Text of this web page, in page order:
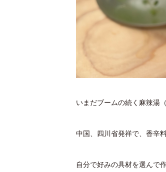
いまだブームの続く麻辣湯
中国、四川省発祥で、香辛
自分で好みの具材を選んで